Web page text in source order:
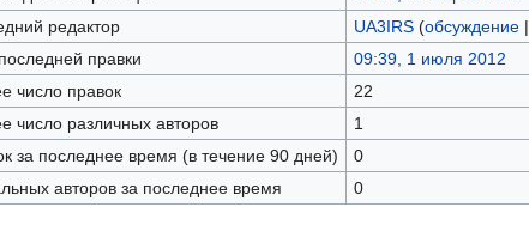
редактор
UA3IRS (обсуждение|
правки
09:39, 1 июля 2012
число правок
22
число различных авторов
1
за последнее время (в течение 90 дней)
0
авторов за последнее время
0